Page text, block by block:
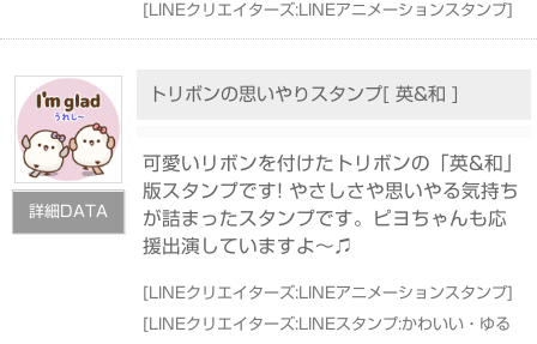
[ LINEクリエイターズ:LINEアニメーションスタンプ]
詳細DATA
トリボンの思いやりスタンプ[ 英&和 ]
可愛いリボンを付けたトリボンの「英&和」
版スタンプです! やさしさや思いやる気持ち
が詰まったスタンプです。ピヨちゃんも応
援出演していますよ〜♫
[ LINEクリエイターズ:LINEアニメーションスタンプ]
[ LINEクリエイターズ:LINEスタンプ:かわいい・ゆる